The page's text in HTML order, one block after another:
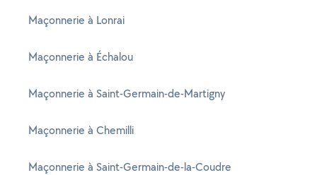
Maçonnerie à Lonrai
Maçonnerie à Échalou
Maçonnerie à Saint-Germain-de-Martigny
Maçonnerie à Chemilli
Maçonnerie à Saint-Germain-de-la-Coudre